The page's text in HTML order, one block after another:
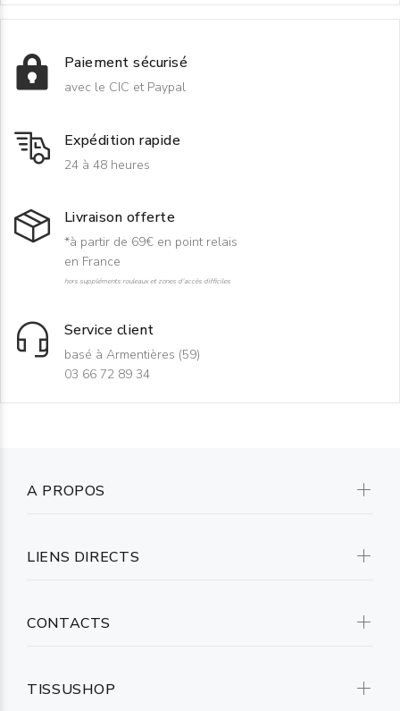
Paiement sécurisé
avec le CIC et Paypal
Expédition rapide
24 à 48 heures
Livraison offerte
*à partir de 69€ en point relais
en France
hors suppléments rouleaux et zones d'accès difficiles
Service client
basé à Armentières (59)
03 66 72 89 34
A PROPOS
LIENS DIRECTS
CONTACTS
TISSUSHOP